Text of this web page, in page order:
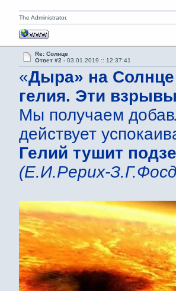
The Administrator.
Re: Солнце
Ответ #2 -03.01.2019 :: 12:37:41
«Дыра» на Солнце
гелия. Эти
Мы получаем
действует
Гелий тушит
(Е.И.Рерих-